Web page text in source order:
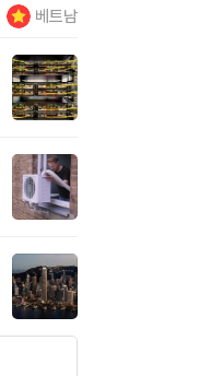
베트남